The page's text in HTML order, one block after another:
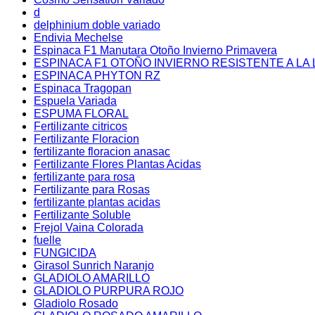
d
delphinium doble variado
Endivia Mechelse
Espinaca F1 Manutara Otoño Invierno Primavera
ESPINACA F1 OTOÑO INVIERNO RESISTENTE A LA
ESPINACA PHYTON RZ
Espinaca Tragopan
Espuela Variada
ESPUMA FLORAL
Fertilizante citricos
Fertilizante Floracion
fertilizante floracion anasac
Fertilizante Flores Plantas Acidas
fertilizante para rosa
Fertilizante para Rosas
fertilizante plantas acidas
Fertilizante Soluble
Frejol Vaina Colorada
fuelle
FUNGICIDA
Girasol Sunrich Naranjo
GLADIOLO AMARILLO
GLADIOLO PURPURA ROJO
Gladiolo Rosado